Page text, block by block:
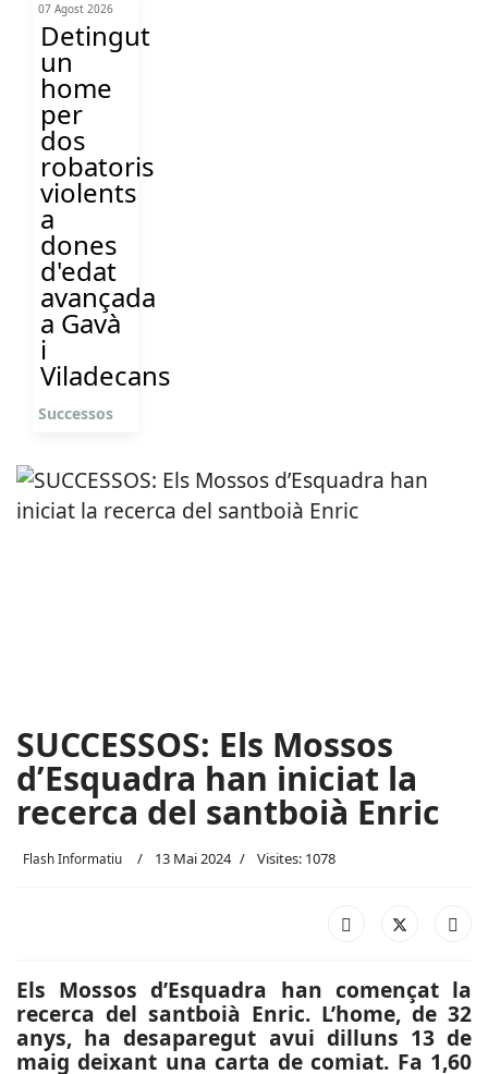
07 Agost 2026
Detingut
un
home
per
dos
robatoris
violents
a
dones
d'edat
avançada
a Gavà
i
Viladecans
Successos
SUCCESSOS: Els Mossos
d’Esquadra han iniciat la
recerca del santboià Enric
Flash Informatiu 13 Mai 2024 Visites: 1078
Els Mossos d’Esquadra han començat la
recerca del santboià Enric. L’home, de 32
anys, ha desaparegut avui dilluns 13 de
maig deixant una carta de comiat. Fa 1,60